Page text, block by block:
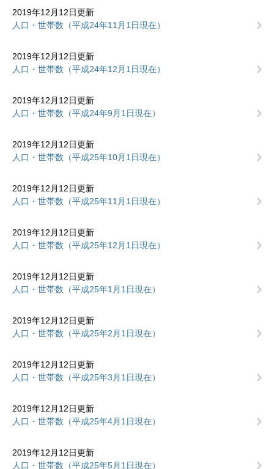
2019年12月12日更新
人口・世帯数（平成24年11月1日現在）
2019年12月12日更新
人口・世帯数（平成24年12月1日現在）
2019年12月12日更新
人口・世帯数（平成24年9月1日現在）
2019年12月12日更新
人口・世帯数（平成25年10月1日現在）
2019年12月12日更新
人口・世帯数（平成25年11月1日現在）
2019年12月12日更新
人口・世帯数（平成25年12月1日現在）
2019年12月12日更新
人口・世帯数（平成25年1月1日現在）
2019年12月12日更新
人口・世帯数（平成25年2月1日現在）
2019年12月12日更新
人口・世帯数（平成25年3月1日現在）
2019年12月12日更新
人口・世帯数（平成25年4月1日現在）
2019年12月12日更新
人口・世帯数（平成25年5月1日現在）